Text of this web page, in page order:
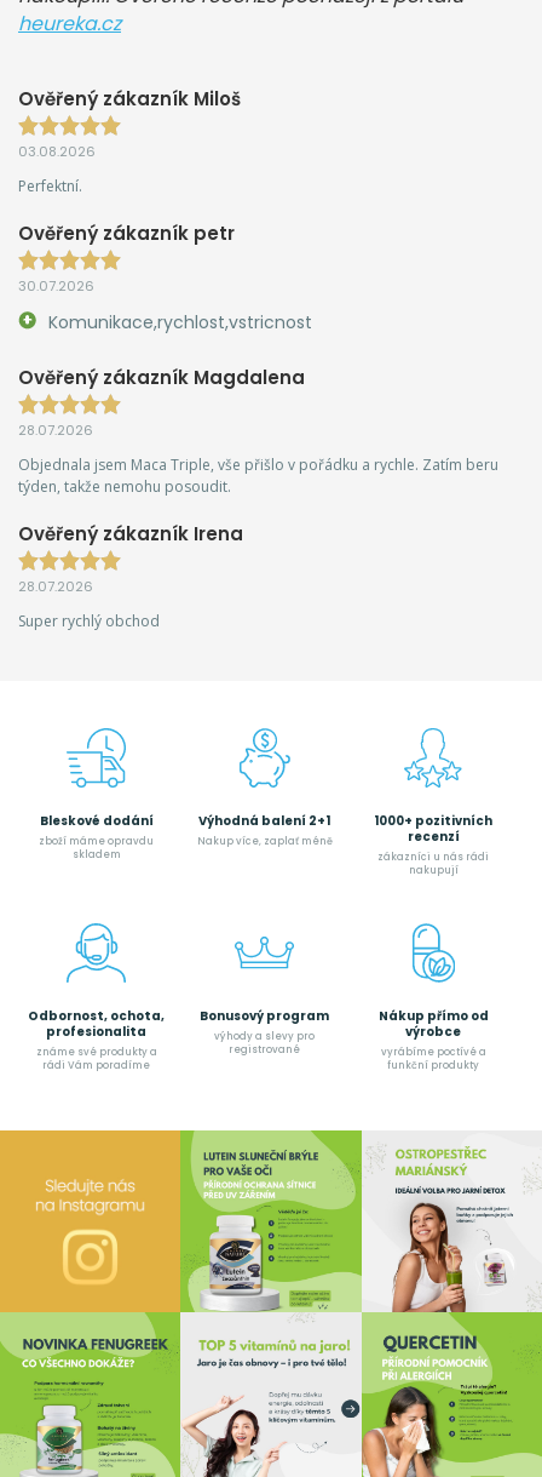
heureka.cz
Ověřený zákazník Miloš
03.08.2026
Perfektní.
Ověřený zákazník petr
30.07.2026
Komunikace,rychlost,vstricnost
Ověřený zákazník Magdalena
28.07.2026
Objednala jsem Maca Triple, vše přišlo v pořádku a rychle. Zatím beru
týden, takže nemohu posoudit.
Ověřený zákazník Irena
28.07.2026
Super rychlý obchod
Bleskové dodání
zboží máme opravdu
skladem
Výhodná balení 2+1
Nakup více, zaplať méně
1000+ pozitivních
recenzí
zákazníci u nás rádi
nakupují
Odbornost, ochota,
profesionalita
známe své produkty a
rádi Vám poradíme
Bonusový program
výhody a slevy pro
registrované
Nákup přímo od
výrobce
vyrábíme poctívé a
funkční produkty